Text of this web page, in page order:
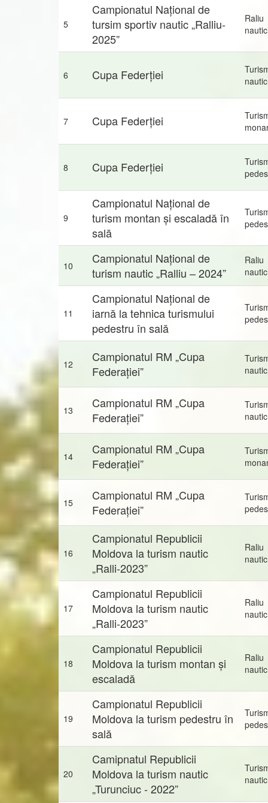
5
Campionatul Național de
tursim sportiv nautic „Ralliu-
2025”
Raliu
nautic
6 Cupa Federției
nautic
7 Cupa Federției
8 Cupa Federției
9
Campionatul Național de
turism montan și escaladă în
sală
10
Campionatul Național de
turism nautic „Ralliu – 2024”
Raliu
nautic
11
Campionatul Național de
iarnă la tehnica turismului
pedestru în sală
12
Campionatul RM „Cupa
Federației”
nautic
13
Campionatul RM „Cupa
Federației”
nautic
14
Campionatul RM „Cupa
Federației”
15
Campionatul RM „Cupa
Federației”
16
Campionatul Republicii
Moldova la turism nautic
„Ralli-2023”
Raliu
nautic
17
Campionatul Republicii
Moldova la turism nautic
„Ralli-2023”
Raliu
nautic
18
Campionatul Republicii
Moldova la turism montan și
escaladă
Raliu
nautic
19
Campionatul Republicii
Moldova la turism pedestru în
sală
20
Camipnatul Republicii
Moldova la turism nautic
„Turunciuc - 2022”
nautic